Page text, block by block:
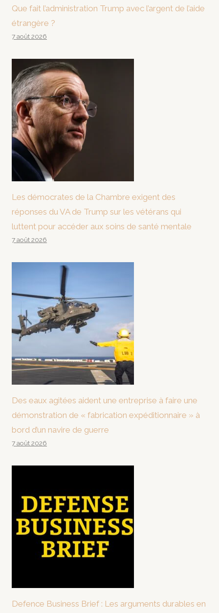
Que fait l’administration Trump avec l’argent de l’aide
étrangère ?
7 août 2026
Les démocrates de la Chambre exigent des
réponses du VA de Trump sur les vétérans qui
luttent pour accéder aux soins de santé mentale
7 août 2026
Des eaux agitées aident une entreprise à faire une
démonstration de « fabrication expéditionnaire » à
bord d’un navire de guerre
7 août 2026
Defence Business Brief : Les arguments durables en